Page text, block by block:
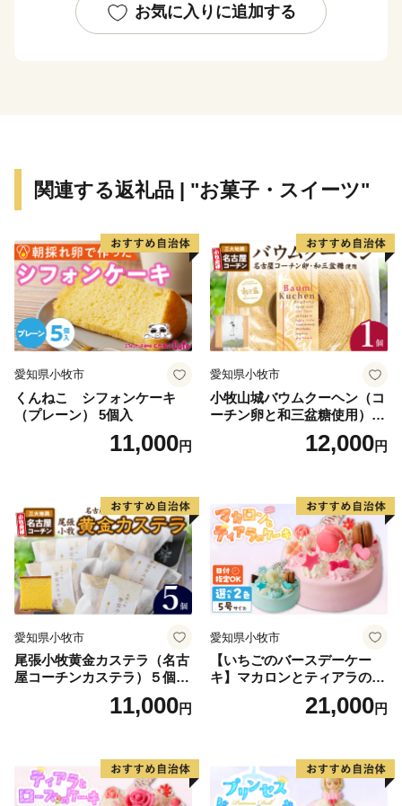
お願い申し上げます。
の方々に横浜市の取組について知っていただき、応援い
を感じていただけるよう、返礼品（お礼の品）を取り揃
えています。
横浜市への「ふるさと納税」を通じて、横浜を身近に
感じてください！
（※横浜市外在住の個人の方にお礼の品をお贈りしま
また、法人・組織・団体からのご寄附においては、お礼
の品をお贈り出来ません。ご了承ください。）
◆返礼品、寄附金受領証明書、ワンストップ申請等、ふ
るさと納税全般
横浜市ふるさと納税サポート室
TEL：050-5538-7986
Mail:support@yokohama.furusato-lg.jp
営業時間：平日9時～18時 ※土日祝日、GW、年末年
始は休業となります
◆寄附金の税額控除制度
所得税の控除：お住まいを管轄の税務署へ
お気に入りに追加する
関連する返礼品 | "お菓子・スイーツ"
愛知県小牧市
くんねこ シフォンケーキ
（プレーン） 5個入
11,000円
愛知県小牧市
小牧山城バウムクーヘン（コ
ーチン卵と和三盆糖使用）
名古屋コーチン バームクー
ヘン 和三盆 小牧銘菓 バウム
12,000円
愛知県小牧市
尾張小牧黄金カステラ（名古
屋コーチンカステラ）５個入
名古屋コーチン カステラ ザ
ラメ 常温 愛知県 小牧市 アン
11,000円
愛知県小牧市
【いちごのバースデーケー
キ】マカロンとティアラのケ
ーキ スイーツ 日時指定可 デ
ザート 洋菓子 お取り寄せ 愛
デコレーションケーキ ホー
ルケーキ
21,000円